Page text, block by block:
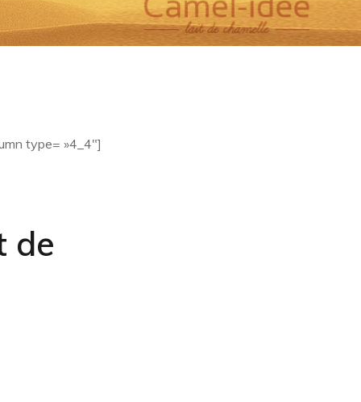
type= »4_4″]
de